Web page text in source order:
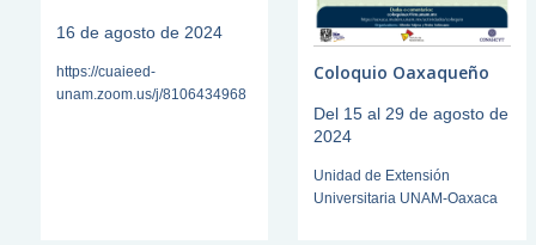
16 de agosto de 2024
https://cuaieed-
unam.zoom.us/j/8106434968
Coloquio Oaxaqueño
Del 15 al 29 de agosto de
2024
Unidad de Extensión
Universitaria UNAM-Oaxaca